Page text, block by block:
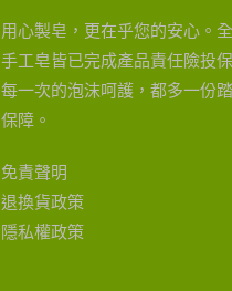
用心製皂，更在乎您的安心。
手工皂皆已完成產品責任險投
每一次的泡沫呵護，都多一份
保障。
免責聲明
退換貨政策
隱私權政策